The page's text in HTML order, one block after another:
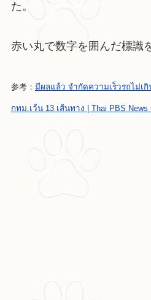
た。
赤い丸で数字を囲んだ標識
参考： มีผลแล้ว จำกัดความเร็วรถไม่เ
กทม.เว้น 13 เส้นทาง | Thai PBS